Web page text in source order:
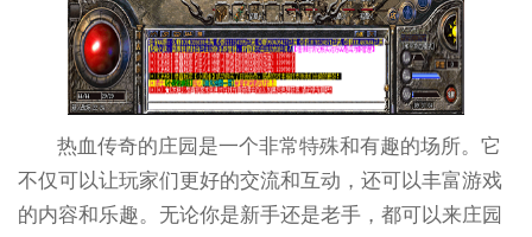
热血传奇的庄园是一个非常特殊和有趣的场所。它
不仅可以让玩家们更好的交流和互动，还可以丰富游戏
的内容和乐趣。无论你是新手还是老手，都可以来庄园